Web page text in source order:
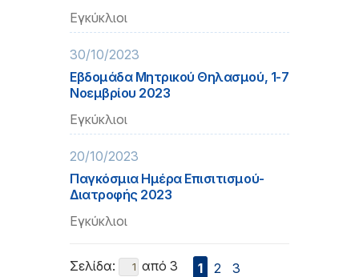
Εγκύκλιοι
30/10/2023
Εβδομάδα Μητρικού Θηλασμού, 1-7
Νοεμβρίου 2023
Εγκύκλιοι
20/10/2023
Παγκόσμια Ημέρα Επισιτισμού-
Διατροφής 2023
Εγκύκλιοι
Σελίδα: από 3 1 2 3